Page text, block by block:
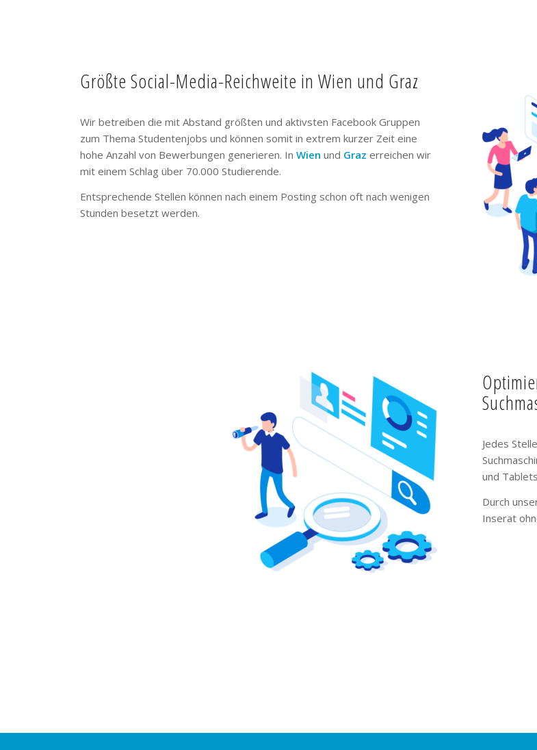
Größte Social-Media-Reichweite in Wien und Graz
Wir betreiben die mit Abstand größten und aktivsten Facebook Gruppen
zum Thema Studentenjobs und können somit in extrem kurzer Zeit eine
hohe Anzahl von Bewerbungen generieren. InWien und Graz erreichen wir
mit einem Schlag über 70.000 Studierende.
Entsprechende Stellen können nach einem Posting schon oft nach wenigen
Stunden besetzt werden.
Jedes
und
Durch
Inserat